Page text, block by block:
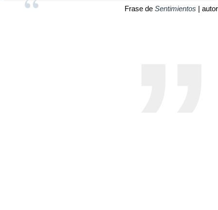
Frase de Sentimientos | autor